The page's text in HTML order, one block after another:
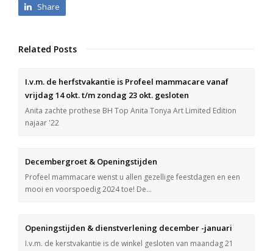
Share
Related Posts
I.v.m. de herfstvakantie is Profeel mammacare vanaf
vrijdag 14 okt. t/m zondag 23 okt. gesloten
Anita zachte prothese BH Top Anita Tonya Art Limited Edition
najaar '22
Decembergroet & Openingstijden
Profeel mammacare wenst u allen gezellige feestdagen en een
mooi en voorspoedig 2024 toe! De…
Openingstijden & dienstverlening december -januari
I.v.m. de kerstvakantie is de winkel gesloten van maandag 21